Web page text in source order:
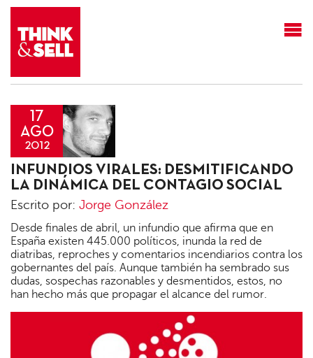
THINK&SELL
17
AGO
2012
Jorge
González
INFUNDIOS VIRALES: DESMITIFICANDO
LA DINÁMICA DEL CONTAGIO SOCIAL
Escrito por: Jorge González
Desde finales de abril, un infundio que afirma que en
España existen 445.000 políticos, inunda la red de
diatribas, reproches y comentarios incendiarios contra los
gobernantes del país. Aunque también ha sembrado sus
dudas, sospechas razonables y desmentidos, estos, no
han hecho más que propagar el alcance del rumor.